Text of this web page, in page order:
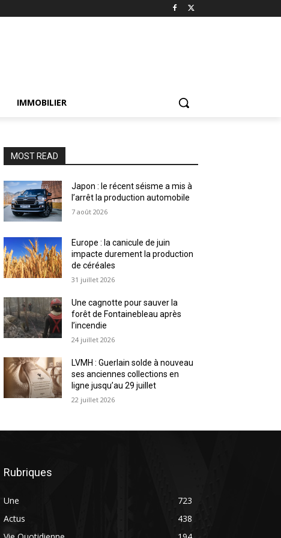
IMMOBILIER
MOST READ
Japon : le récent séisme a mis à
l’arrêt la production automobile
7 août 2026
Europe : la canicule de juin
impacte durement la production
de céréales
31 juillet 2026
Une cagnotte pour sauver la
forêt de Fontainebleau après
l’incendie
24 juillet 2026
LVMH : Guerlain solde à nouveau
ses anciennes collections en
ligne jusqu’au 29 juillet
22 juillet 2026
Rubriques
Une
723
Actus
438